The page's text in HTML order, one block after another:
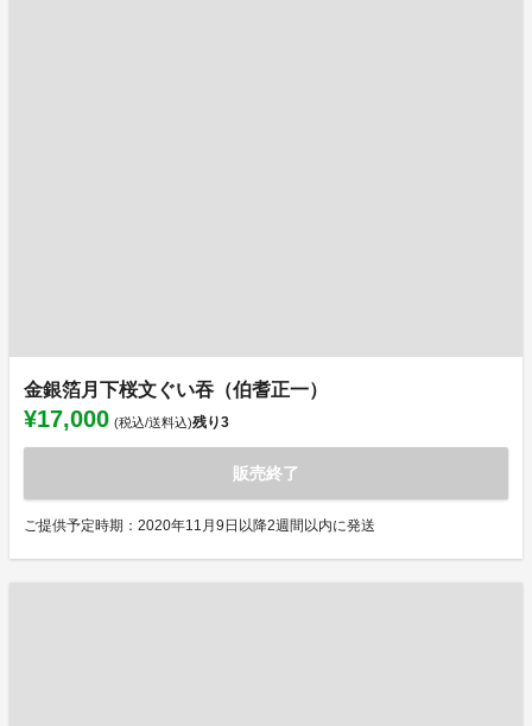
金銀箔月下桜文ぐい吞（伯耆正一）
¥17,000 (税込/送料込)残り3
販売終了
ご提供予定時期：2020年11月9日以降2週間以内に発送